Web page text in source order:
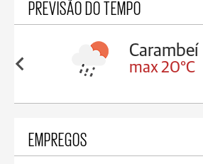
PREVISÃO DO TEMPO
19°C
Carambeí
max 20°C
EMPREGOS